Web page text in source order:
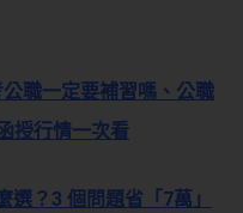
職一定要補習嗎、公職
授行情一次看
？3 個問題省「7萬」